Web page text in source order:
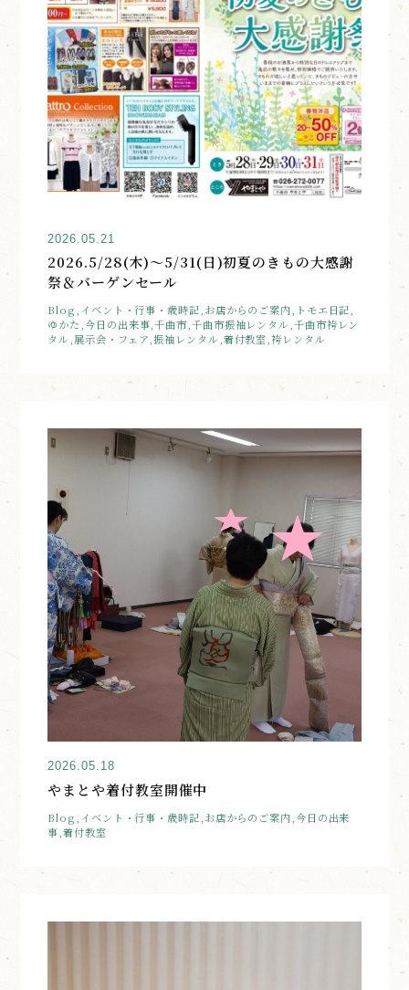
2026.05.21
2026.5/28(木)～5/31(日)初夏のきもの大感謝
祭＆バーゲンセール
Blog,イベント・行事・歳時記,お店からのご案内,トモエ日記,
ゆかた,今日の出来事,千曲市,千曲市振袖レンタル,千曲市袴レン
タル,展示会・フェア,振袖レンタル,着付教室,袴レンタル
2026.05.18
やまとや着付教室開催中
Blog,イベント・行事・歳時記,お店からのご案内,今日の出来
事,着付教室